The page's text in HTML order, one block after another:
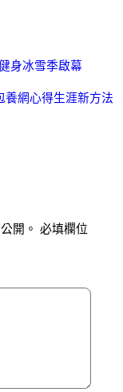
身冰雪季啟幕
養網心得生涯新方法
開。 必填欄位